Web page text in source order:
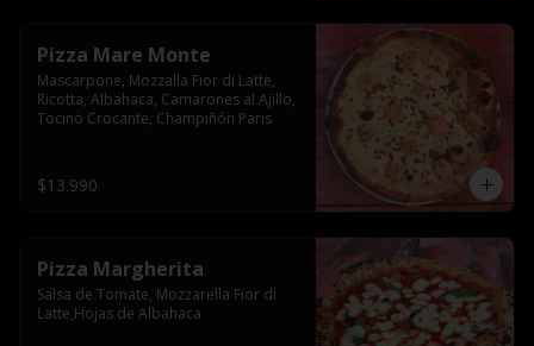
Pizza Mare Monte
Mascarpone, Mozzalla Fior di Latte,
Ricotta, Albahaca, Camarones al Ajillo,
Tocino Crocante, Champiñón Paris
$13.990
Pizza Margherita
Salsa de Tomate, Mozzarella Fior di
Latte,Hojas de Albahaca